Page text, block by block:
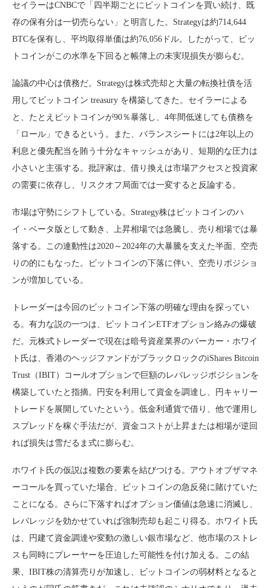
セイラーはCNBCで「四半期ごとにビットコインを買い続け、既
存の保有分は一切売らない」と明言した。Strategyは約714,644
BTCを保有し、平均取得単価は約76,056ドル。したがって、ビッ
トコインがこの水準を下回ると帳簿上の未実現損失が膨らむ。
論議の中心は債務だ。Strategyは株式売却と大量の転換社債を活
用してビットコイン treasury を構築してきた。セイラーによる
と、たとえビットコインが90％暴落し、4年間低迷しても債務を
「ロール」できるという。また、バランスシートには2年以上の
利息と優先配当を賄う十分なキャッシュがあり、短期的な圧力は
小さいと主張する。批評家は、借り換えは市場アクセスと投資家
の需要に依存し、リスクオフ局面では一変すると反論する。
市場は守勢にシフトしている。Strategy株はビットコインのハ
イ・ベータ版として動き、上昇相場では急騰し、売り相場では暴
落する。この連動性は2020～2024年の大暴騰を支えた半面、空売
りの的にもなった。ビットコインの下落に伴い、空売りポジショ
ンが増加している。
トレーダーは今回のビットコイン下落の明確な理由を探ってい
る。有力な説の一つは、ビットコインETFオプション絡みの爆破
だ。元株式トレーダーで現在は暗号資産業界のパーカー・ホワイ
ト氏は、香港のヘッジファンドがブラックロックのiShares Bitcoin
Trust（IBIT）コールオプションで巨額のレバレッジポジションを
構築していたと指摘。円安を利用して資金を調達し、円キャリー
トレードを展開していたという。低金利通貨で借り、他で運用し
スプレッドを稼ぐ手法だが、資金コストが上昇または相場が逆回
れば損失は雪だるま式に膨らむ。
ホワイト氏の仮説は複数の要素を結びつける。アウトオブザマネ
ーコールを買っていた場合、ビットコインの急反発に賭けていた
ことになる。さらに下落すればオプション価値は急速に消滅し、
レバレッジを効かせていれば強制売却も起こり得る。ホワイト氏
は、円建て資金調達や変動の激しい銀市場など、他市場のストレ
スも同時にプレーヤーを圧迫した可能性を付け加える。この結
果、IBIT株の清算売りが加速し、ビットコインの弱材料となると